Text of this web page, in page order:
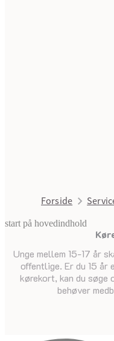
Forside
start på hovedindhold
Unge mellem 15-17 år
offentlige. Er du 15 år
kørekort, kan du søge
behøver